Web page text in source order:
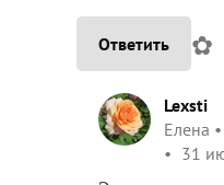
Ответить ✿
Lexsti
Елена
31